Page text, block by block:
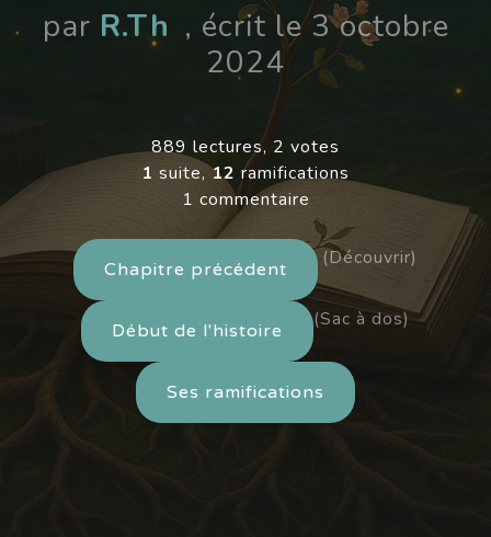
par R.Th , écrit le 3 octobre
2024
889 lectures, 2 votes
1 suite,12 ramifications
1 commentaire
Chapitre précédent (Découvrir)
Début de l'histoire (Sac à dos)
Ses ramifications